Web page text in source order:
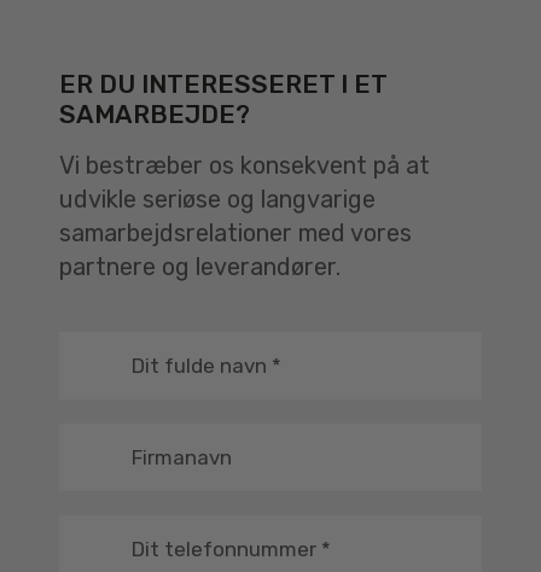
ER DU INTERESSERET I ET
SAMARBEJDE?
Vi bestræber os konsekvent på at
udvikle seriøse og langvarige
samarbejdsrelationer med vores
partnere og leverandører.
Dit fulde navn *
Firmanavn
Dit telefonnummer *